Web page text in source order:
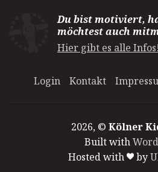
Du bist motiviert,
möchtest auch
Hier gibt es alle Infos!
Login Kontakt
2026, © Kölner
Built with
Hosted with
by